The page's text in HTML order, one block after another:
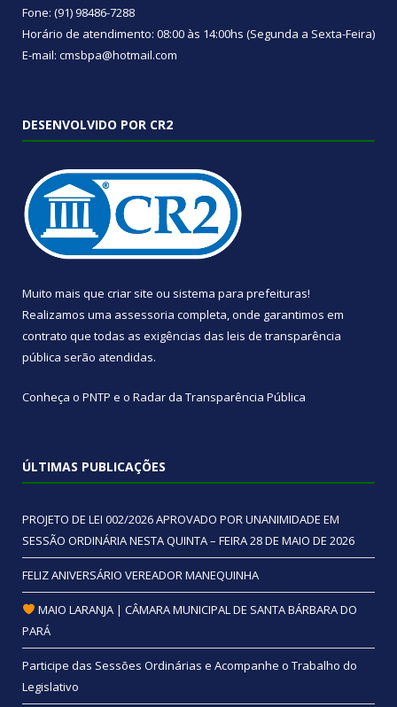
Fone: (91) 98486-7288
Horário de atendimento: 08:00 às 14:00hs (Segunda a Sexta-Feira)
E-mail: cmsbpa@hotmail.com
DESENVOLVIDO POR CR2
Muito mais que criar site ou sistema para prefeituras!
Realizamos uma assessoria completa, onde garantimos em
contrato que todas as exigências das leis de transparência
pública serão atendidas.
Conheça o PNTP e o Radar da Transparência Pública
ÚLTIMAS PUBLICAÇÕES
PROJETO DE LEI 002/2026 APROVADO POR UNANIMIDADE EM
SESSÃO ORDINÁRIA NESTA QUINTA – FEIRA 28 DE MAIO DE 2026
FELIZ ANIVERSÁRIO VEREADOR MANEQUINHA
MAIO LARANJA | CÂMARA MUNICIPAL DE SANTA BÁRBARA DO
PARÁ
Participe das Sessões Ordinárias e Acompanhe o Trabalho do
Legislativo